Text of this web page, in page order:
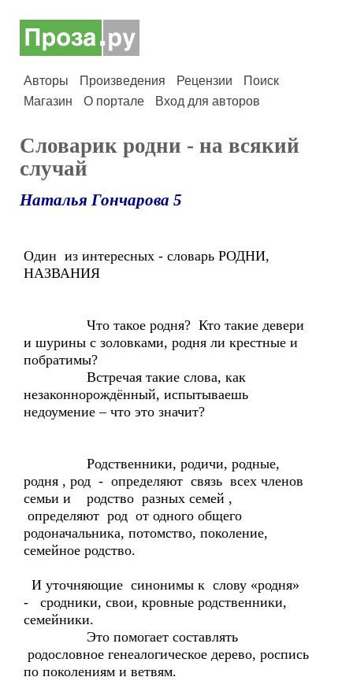
Авторы Произведения Рецензии
Поиск
Магазин
О портале Вход для авторов
Словарик родни - на всякий
случай
Наталья Гончарова 5
Один из интересных - словарь РОДНИ,
НАЗВАНИЯ
Что такое родня? Кто такие девери
и шурины с золовками, родня ли крестные и
побратимы?
Встречая такие слова, как
незаконнорождённый, испытываешь
недоумение – что это значит?
Родственники, родичи, родные,
родня , род - определяют связь всех членов
семьи и родство разных семей ,
определяют род от одного общего
родоначальника, потомство, поколение,
семейное родство.
И уточняющие синонимы к слову «родня»
- сродники, свои, кровные родственники,
семейники.
Это помогает составлять
родословное генеалогическое дерево, роспись
по поколениям и ветвям.